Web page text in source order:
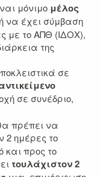
μόνιμο μέλος
να έχει σύμβαση
με το ΑΠΘ (ΙΔΟΧ),
της
σε
σε συνέδριο,
πρέπει να
2 ημέρες το
και προς το
τουλάχιστον 2